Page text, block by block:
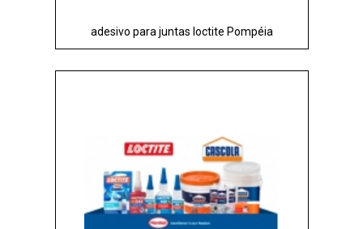
adesivo para juntas loctite Pompéia